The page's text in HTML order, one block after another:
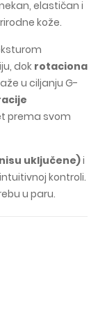
elastičan i
kože.
dok rotaciona
u ciljanju G-
prema svom
uključene)i
kontroli.
u paru.